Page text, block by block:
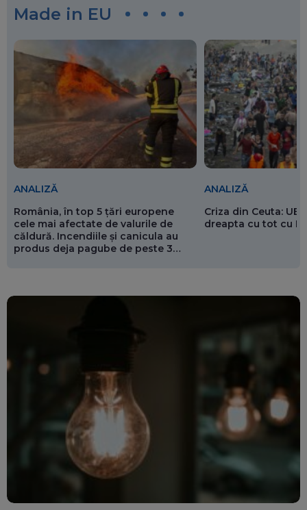
Made in EU
ANALIZĂ
România, în top 5 țări europene
cele mai afectate de valurile de
căldură. Incendiile și canicula au
produs deja pagube de peste 3
ANALIZĂ
Criza din Ceuta: UE
dreapta cu tot cu